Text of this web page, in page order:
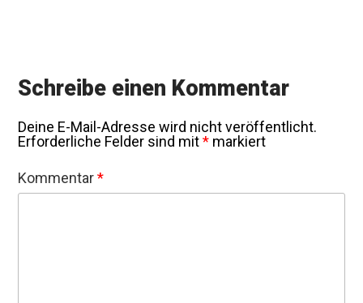
Schreibe einen Kommentar
Deine E-Mail-Adresse wird nicht veröffentlicht.
Erforderliche Felder sind mit* markiert
Kommentar*